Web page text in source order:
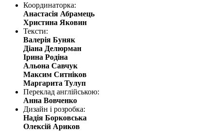
Координаторка:
Анастасія Абрамець
Христина Яковин
Тексти:
Валерія Буняк
Діана Делюрман
Ірина Родіна
Альона Савчук
Максим Ситніков
Маргарита Тулуп
Переклад англійською:
Анна Вовченко
Дизайн і розробка:
Надія Борковська
Олексій Ариков